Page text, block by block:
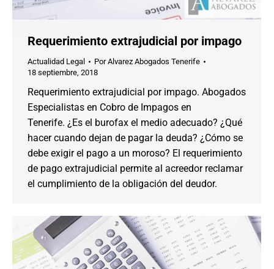
Requerimiento extrajudicial por impago
Actualidad Legal PorAlvarez Abogados Tenerife
18 septiembre, 2018
Requerimiento extrajudicial por impago. Abogados
Especialistas en Cobro de Impagos en
Tenerife. ¿Es el burofax el medio adecuado? ¿Qué
hacer cuando dejan de pagar la deuda? ¿Cómo se
debe exigir el pago a un moroso? El requerimiento
de pago extrajudicial permite al acreedor reclamar
el cumplimiento de la obligación del deudor.